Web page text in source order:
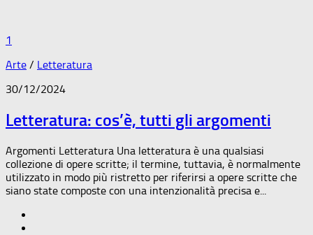
1
Arte / Letteratura
30/12/2024
Letteratura: cos’è, tutti gli argomenti
Argomenti Letteratura Una letteratura è una qualsiasi
collezione di opere scritte; il termine, tuttavia, è normalmente
utilizzato in modo più ristretto per riferirsi a opere scritte che
siano state composte con una intenzionalità precisa e...